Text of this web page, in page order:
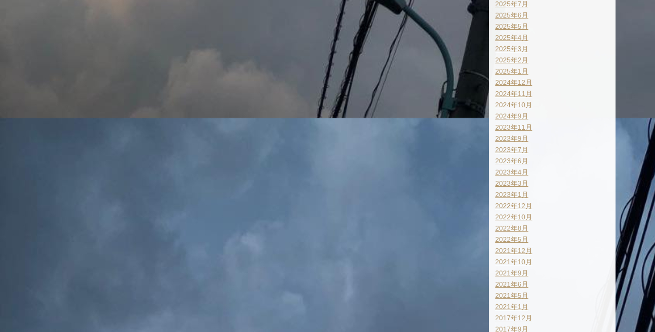
2025年7月
2025年6月
2025年5月
2025年4月
2025年3月
2025年2月
2025年1月
2024年12月
2024年11月
2024年10月
2024年9月
2023年11月
2023年9月
2023年7月
2023年6月
2023年4月
2023年3月
2023年1月
2022年12月
2022年10月
2022年8月
2022年5月
2021年12月
2021年10月
2021年9月
2021年6月
2021年5月
2021年1月
2017年12月
2017年9月